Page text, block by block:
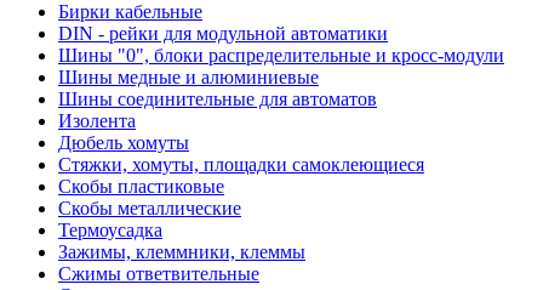
Бирки кабельные
DIN - рейки для модульной автоматики
Шины "0", блоки распределительные и кросс-модули
Шины медные и алюминиевые
Шины соединительные для автоматов
Изолента
Дюбель хомуты
Стяжки, хомуты, площадки самоклеющиеся
Скобы пластиковые
Скобы металлические
Термоусадка
Зажимы, клеммники, клеммы
Сжимы ответвительные